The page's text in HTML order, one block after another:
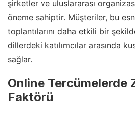
şirketler ve uluslararası
öneme sahiptir. Müşteriler, bu
toplantılarını daha etkili bir
dillerdeki katılımcılar arasında
sağlar.
Online Tercümelerde
Faktörü